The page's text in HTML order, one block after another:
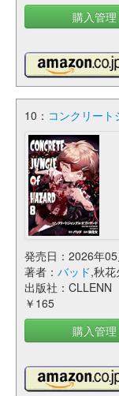
購入管理
10： コンクリー
発売日：2026年
著者： バッド,秋花
出版社：CLLENN
￥165
購入管理